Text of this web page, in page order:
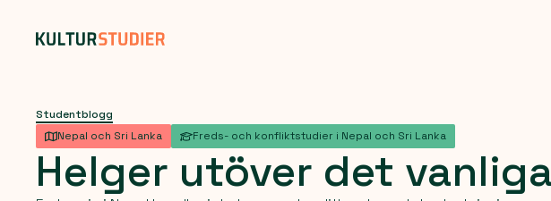
Studentblogg
Nepal och Sri Lanka
Freds- och konfliktstudier i Nepal och Sri Lanka
Helger utöver det vanliga